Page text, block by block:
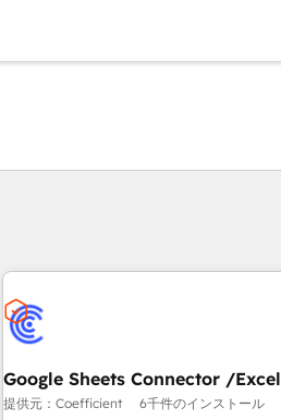
Google Sheets Connector /Excel
提供元：Coefficient 6千件のインストール